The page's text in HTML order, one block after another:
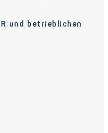
und betrieblichen